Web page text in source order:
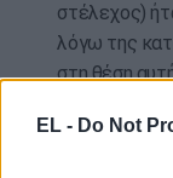
EL - Do Not
στέλεχος)
λόγω της
στη θέση
Ο 57χρονος